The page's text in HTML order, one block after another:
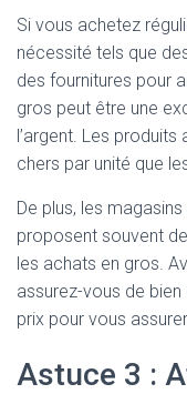
Si vous achetez
nécessité tels que
des fournitures pour
gros peut être une
l’argent. Les
chers par unité que
De plus, les
proposent souvent
les achats en gros.
assurez-vous de
prix pour vous
Astuce 3 :